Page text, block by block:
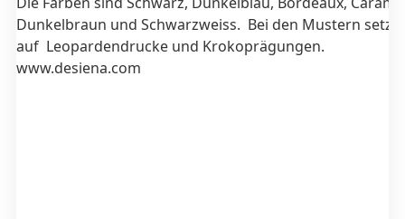
Dunkelbraun und Schwarzweiss. Bei den Mustern setzt
auf Leopardendrucke und Krokoprägungen.
www.desiena.com